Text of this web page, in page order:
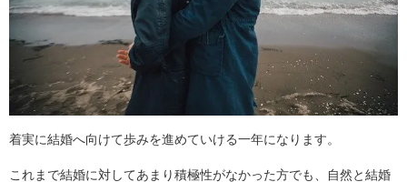
着実に結婚へ向けて歩みを進めていける一年になります。
これまで結婚に対してあまり積極性がなかった方でも、自然と結婚